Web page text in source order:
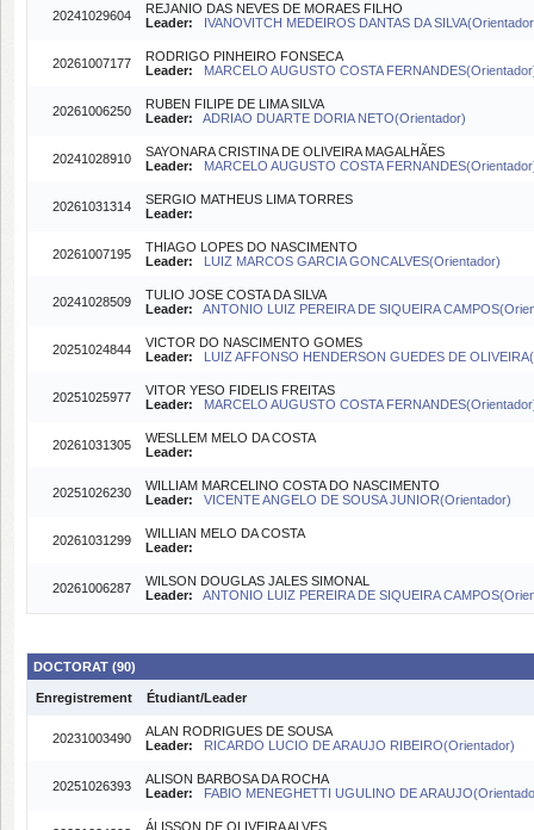
20241029604
REJANIO DAS NEVES DE MORAES FILHO
Leader:
IVANOVITCH MEDEIROS DANTAS DA
20261007177
RODRIGO PINHEIRO FONSECA
Leader:
MARCELO AUGUSTO COSTA
20261006250
RUBEN FILIPE DE LIMA SILVA
Leader:
ADRIAO DUARTE DORIA NETO(Orientador)
20241028910
SAYONARA CRISTINA DE OLIVEIRA MAGALHÃES
Leader:
MARCELO AUGUSTO COSTA
20261031314
SERGIO MATHEUS LIMA TORRES
Leader:
20261007195
THIAGO LOPES DO NASCIMENTO
Leader:
LUIZ MARCOS GARCIA GONCALVES(Orientador)
20241028509
TULIO JOSE COSTA DA SILVA
Leader:
ANTONIO LUIZ PEREIRA DE SIQUEIRA
20251024844
VICTOR DO NASCIMENTO GOMES
Leader:
LUIZ AFFONSO HENDERSON GUEDES DE
20251025977
VITOR YESO FIDELIS FREITAS
Leader:
MARCELO AUGUSTO COSTA
20261031305
WESLLEM MELO DA COSTA
Leader:
20251026230
WILLIAM MARCELINO COSTA DO NASCIMENTO
Leader:
VICENTE ANGELO DE SOUSA JUNIOR(Orientador)
20261031299
WILLIAN MELO DA COSTA
Leader:
20261006287
WILSON DOUGLAS JALES SIMONAL
Leader:
ANTONIO LUIZ PEREIRA DE SIQUEIRA
DOCTORAT (90)
Enregistrement Étudiant/Leader
20231003490
ALAN RODRIGUES DE SOUSA
Leader:
RICARDO LUCIO DE ARAUJO RIBEIRO(Orientador)
20251026393
ALISON BARBOSA DA ROCHA
Leader:
FABIO MENEGHETTI UGULINO DE
ÁLISSON DE OLIVEIRA ALVES